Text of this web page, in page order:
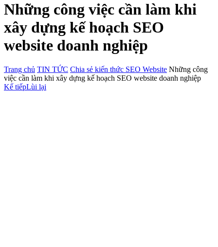
Những công việc cần làm khi
xây dựng kế hoạch SEO
website doanh nghiệp
Trang chủ TIN TỨC Chia sẻ kiến thức SEO Website Những công
việc cần làm khi xây dựng kế hoạch SEO website doanh nghiệp
Kế tiếpLùi lại